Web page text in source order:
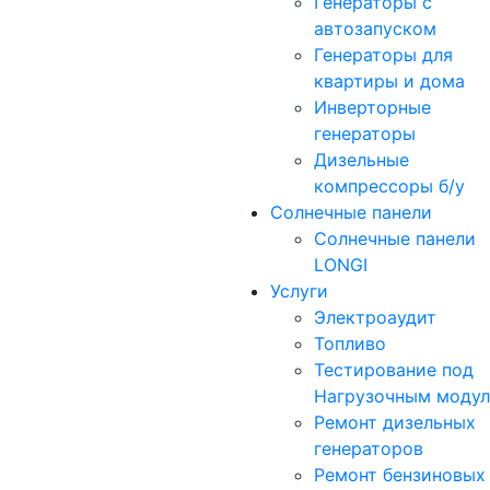
автозапуском
Генераторы для
квартиры и дома
Инверторные
генераторы
Дизельные
компрессоры б/у
Солнечные панели
Солнечные панели
LONGI
Услуги
Электроаудит
Топливо
Тестирование под
Нагрузочным
Ремонт дизельных
генераторов
Ремонт бензиновых